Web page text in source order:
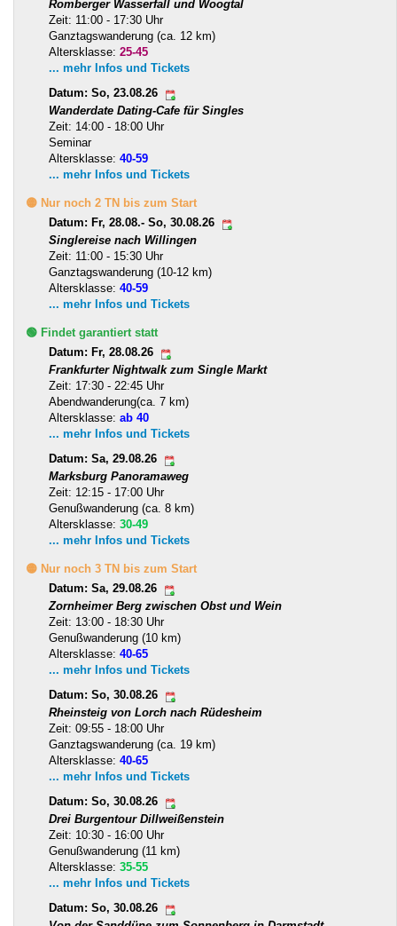
Romberger Wasserfall und Woogtal
Zeit: 11:00 - 17:30 Uhr
Ganztagswanderung (ca. 12 km)
Altersklasse: 25-45
... mehr Infos und Tickets
Datum: So, 23.08.26
Wanderdate Dating-Cafe für Singles
Zeit: 14:00 - 18:00 Uhr
Seminar
Altersklasse: 40-59
... mehr Infos und Tickets
🟡 Nur noch 2 TN bis zum Start
Datum: Fr, 28.08.- So, 30.08.26
Singlereise nach Willingen
Zeit: 11:00 - 15:30 Uhr
Ganztagswanderung (10-12 km)
Altersklasse: 40-59
... mehr Infos und Tickets
🟢 Findet garantiert statt
Datum: Fr, 28.08.26
Frankfurter Nightwalk zum Single Markt
Zeit: 17:30 - 22:45 Uhr
Abendwanderung(ca. 7 km)
Altersklasse: ab 40
... mehr Infos und Tickets
Datum: Sa, 29.08.26
Marksburg Panoramaweg
Zeit: 12:15 - 17:00 Uhr
Genußwanderung (ca. 8 km)
Altersklasse: 30-49
... mehr Infos und Tickets
🟡 Nur noch 3 TN bis zum Start
Datum: Sa, 29.08.26
Zornheimer Berg zwischen Obst und Wein
Zeit: 13:00 - 18:30 Uhr
Genußwanderung (10 km)
Altersklasse: 40-65
... mehr Infos und Tickets
Datum: So, 30.08.26
Rheinsteig von Lorch nach Rüdesheim
Zeit: 09:55 - 18:00 Uhr
Ganztagswanderung (ca. 19 km)
Altersklasse: 40-65
... mehr Infos und Tickets
Datum: So, 30.08.26
Drei Burgentour Dillweißenstein
Zeit: 10:30 - 16:00 Uhr
Genußwanderung (11 km)
Altersklasse: 35-55
... mehr Infos und Tickets
Datum: So, 30.08.26